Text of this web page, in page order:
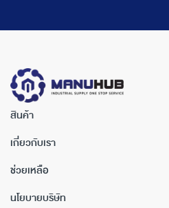
สินค้า
เกี่ยวกับเรา
ช่วยเหลือ
นโยบายบริษัท